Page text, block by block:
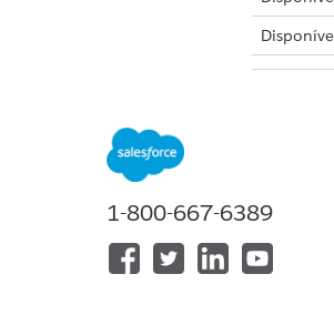
Para
1-800-667-6389